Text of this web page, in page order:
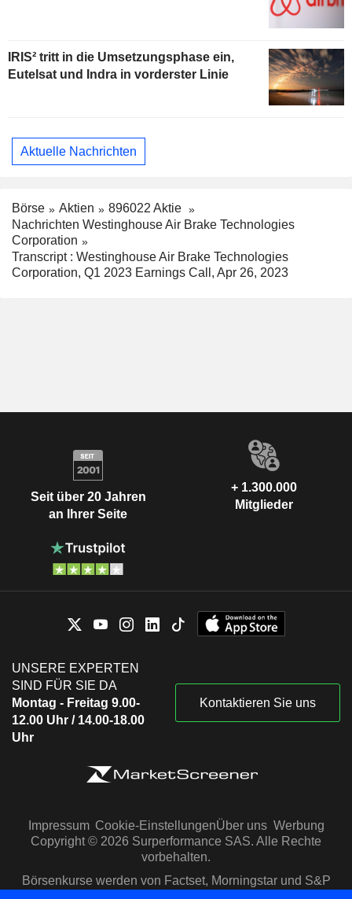
IRIS² tritt in die Umsetzungsphase ein,
Eutelsat und Indra in vorderster Linie
Aktuelle Nachrichten
Börse Aktien
896022 Aktie
Nachrichten Westinghouse Air Brake Technologies
Corporation
Transcript : Westinghouse Air Brake Technologies
Corporation, Q1 2023 Earnings Call, Apr 26, 2023
Seit über 20 Jahren
an Ihrer Seite
+ 1.300.000
Mitglieder
UNSERE EXPERTEN
SIND FÜR SIE DA
Montag - Freitag 9.00-
12.00 Uhr / 14.00-18.00
Uhr
Kontaktieren Sie uns
Impressum Cookie-EinstellungenÜber uns Werbung
Copyright © 2026 Surperformance SAS. Alle Rechte
vorbehalten.
Börsenkurse werden von Factset, Morningstar und S&P